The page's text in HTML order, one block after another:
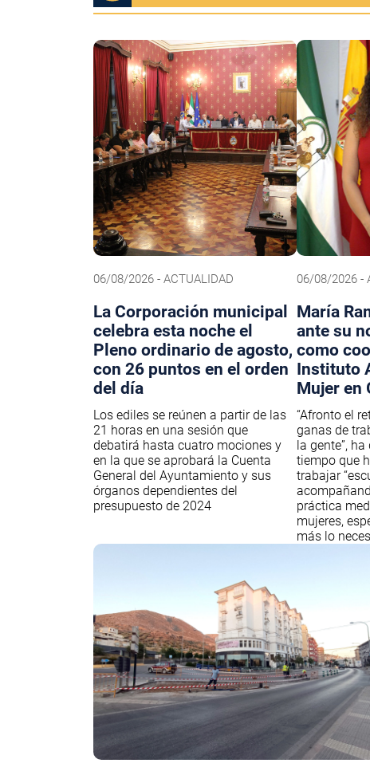
06/08/2026 - ACTUALIDAD
La Corporación municipal
celebra esta noche el
Pleno ordinario de agosto,
con 26 puntos en el orden
del día
Los ediles se reúnen a partir de las
21 horas en una sesión que
debatirá hasta cuatro mociones y
en la que se aprobará la Cuenta
General del Ayuntamiento y sus
órganos dependientes del
presupuesto de 2024
06/08/2026 -
María
ante su
como
Instituto
Mujer en
“Afronto el
ganas de
la gente”,
tiempo que
trabajar
práctica
mujeres,
más lo